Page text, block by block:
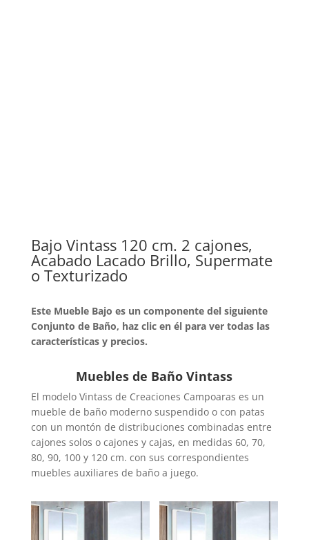
Bajo Vintass 120 cm. 2 cajones,
Acabado Lacado Brillo, Supermate
o Texturizado
Este Mueble Bajo es un componente del siguiente
Conjunto de Baño, haz clic en él para ver todas las
características y precios.
Muebles de Baño Vintass
El modelo Vintass de Creaciones Campoaras es un
mueble de baño moderno suspendido o con patas
con un montón de distribuciones combinadas entre
cajones solos o cajones y cajas, en medidas 60, 70,
80, 90, 100 y 120 cm. con sus correspondientes
muebles auxiliares de baño a juego.